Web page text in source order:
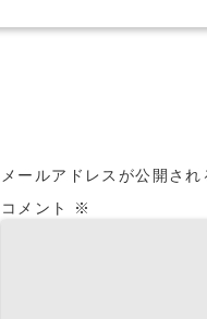
メールアドレスが公開され
コメント
※